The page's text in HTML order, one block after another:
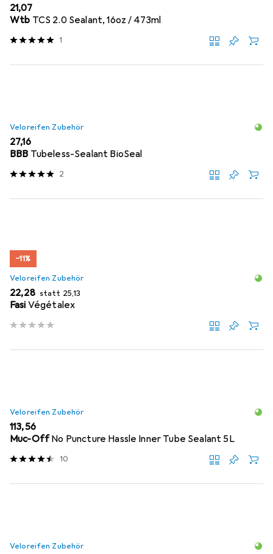
EUR
21,07
Wtb TCS 2.0 Sealant, 16oz / 473ml
1
Veloreifen Zubehör
EUR
27,16
BBB Tubeless-Sealant BioSeal
2
−11%
Veloreifen Zubehör
EUR
22,28 statt EUR
25,13
Fasi Végétalex
Veloreifen Zubehör
EUR
113,56
Muc-OffNo Puncture Hassle Inner Tube Sealant 5L
10
Veloreifen Zubehör